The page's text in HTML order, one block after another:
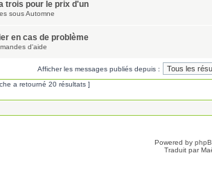
trois pour le prix d'un
sous Automne
en cas de problème
d'aide
Afficher les messages publiés depuis :
a retourné 20 résultats ]
Powered by
Traduit par